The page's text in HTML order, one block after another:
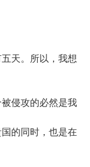
天。所以，我想
侵攻的必然是我
的同时，也是在